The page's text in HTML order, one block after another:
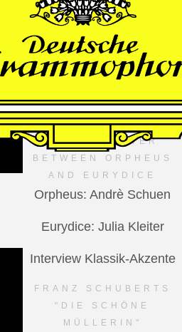
Duo
VIDEO
MANFRED TROJAHN –
AN ENCOUNTER
BETWEEN ORPHEUS
AND EURYDICE
Orpheus: Andrè Schuen
Eurydice: Julia Kleiter
Interview Klassik-Akzente
FRANZ SCHUBERTS
"DIE SCHÖNE
MÜLLERIN"